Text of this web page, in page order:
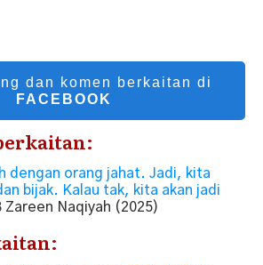
dan komen berkaitan di
FACEBOOK
dengan orang jahat. Jadi, kita
bijak. Kalau tak, kita akan jadi
Zareen Naqiyah (2025)